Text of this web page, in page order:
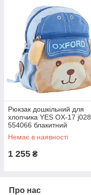
Рюкзак дошкільний для
хлопчика YES OX-17 j028
554066 блакитний
Немає в наявності
1 255 ₴
Про нас